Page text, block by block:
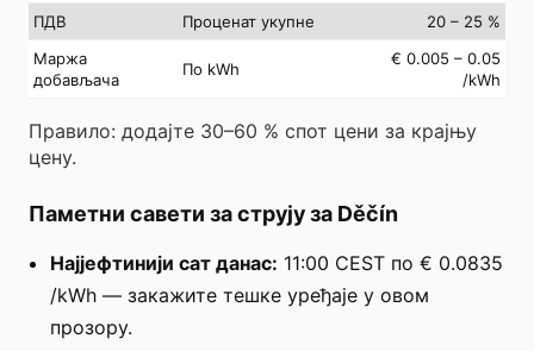
ПДВ
Проценат укупне
20 – 25 %
Маржа
добављача
По kWh
€ 0.005 – 0.05
/kWh
Правило: додајте 30–60 % спот цени за крајњу
цену.
Паметни савети за струју за Děčín
Најјефтинији сат данас: 11:00 CEST по € 0.0835
/kWh — закажите тешке уређаје у овом
прозору.